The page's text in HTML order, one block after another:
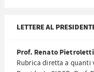
LETTERE AL
Prof. Renato Pietroletti
Rubrica diretta a quanti